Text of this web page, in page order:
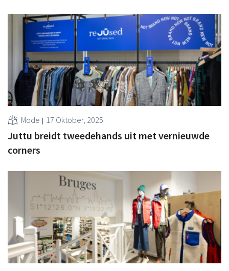
Mode 17 Oktober, 2025
Juttu breidt tweedehands uit met vernieuwde
corners